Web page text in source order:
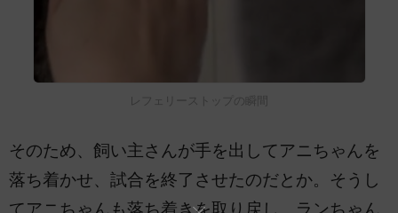
レフェリーストップの瞬間
そのため、飼い主さんが手を出してアニちゃんを
落ち着かせ、試合を終了させたのだとか。そうし
てアニちゃんも落ち着きを取り戻し、ランちゃん